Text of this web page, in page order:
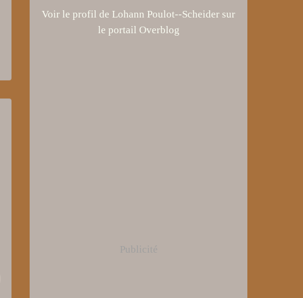
Voir le profil de Lohann Poulot--Scheider sur
le portail Overblog
Publicité